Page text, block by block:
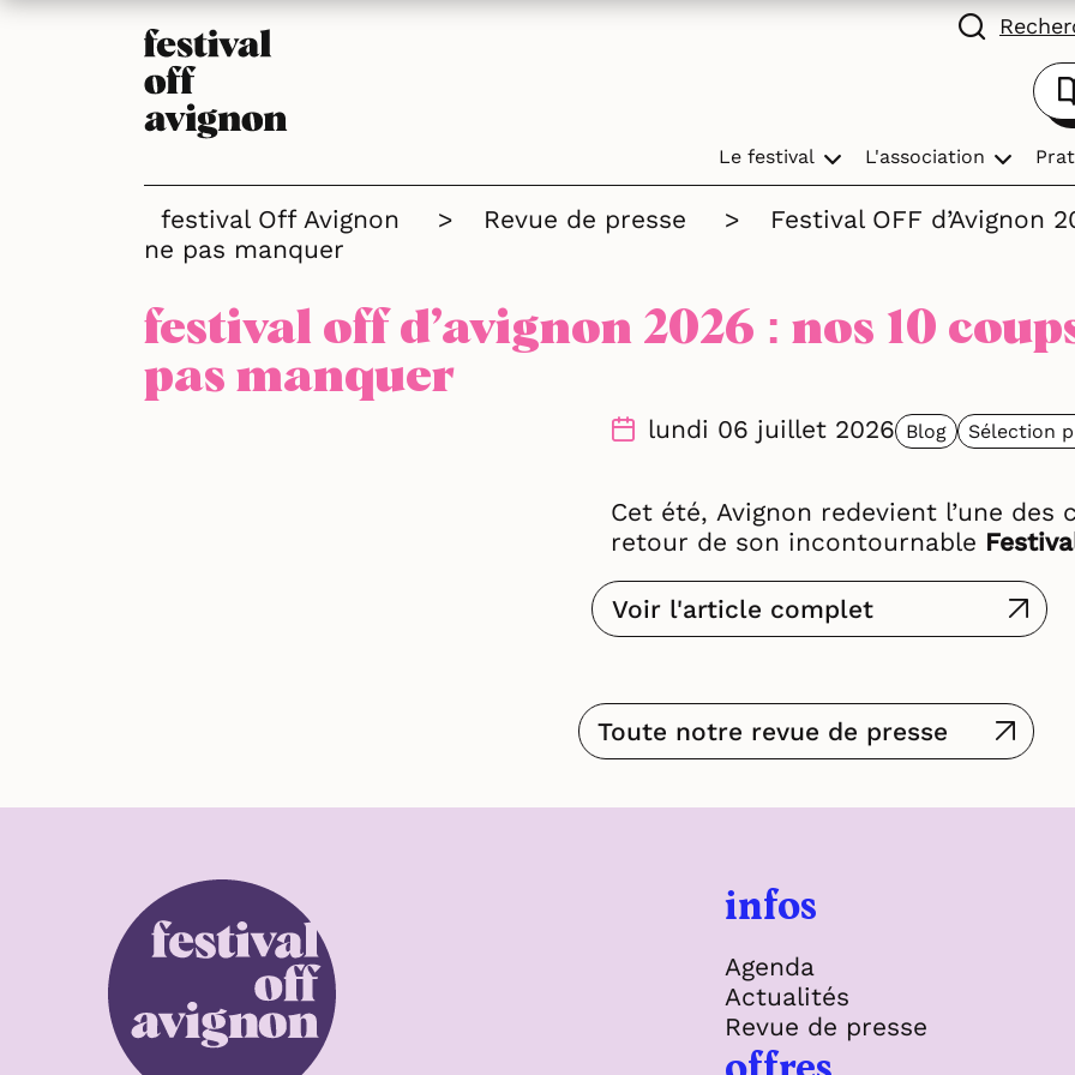
Le festival L'association
festival Off Avignon > Revue de presse >
Festival OFF d’Avignon
ne pas manquer
festival off d’avignon 2026 : nos 10
pas manquer
lundi 06 juillet 2026 Blog Sélection
Cet été, Avignon redevient l’une
retour de son incontournable
Voir l'article complet
Toute notre revue de presse
infos
Agenda
Actualités
Revue de presse